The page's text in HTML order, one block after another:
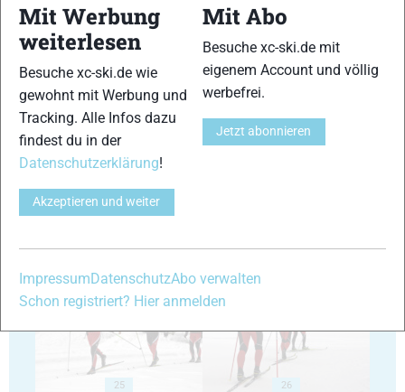
21 22
25 26
Mit Werbung
weiterlesen
Besuche xc-ski.de wie
gewohnt mit Werbung und
Tracking. Alle Infos dazu
findest du in der
Datenschutzerklärung!
Akzeptieren und weiter
Mit Abo
Besuche xc-ski.de mit
eigenem Account und völlig
werbefrei.
Jetzt abonnieren
Impressum DatenschutzAbo verwalten
Schon registriert? Hier anmelden